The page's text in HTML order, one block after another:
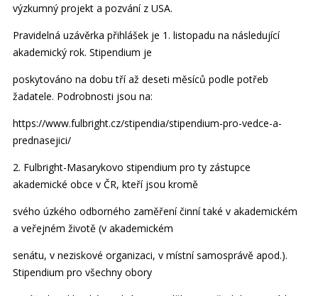
výzkumný projekt a pozvání z USA.
Pravidelná uzávěrka přihlášek je 1. listopadu na následující
akademický rok. Stipendium je
poskytováno na dobu tří až deseti měsíců podle potřeb
žadatele. Podrobnosti jsou na:
https://www.fulbright.cz/stipendia/stipendium-pro-vedce-a-
prednasejici/
2. Fulbright-Masarykovo stipendium pro ty zástupce
akademické obce v ČR, kteří jsou kromě
svého úzkého odborného zaměření činní také v akademickém
a veřejném životě (v akademickém
senátu, v neziskové organizaci, v místní samosprávě apod.).
Stipendium pro všechny obory